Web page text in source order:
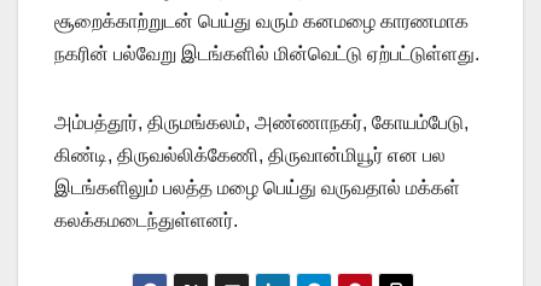
சூறைக்காற்றுடன் பெய்து வரும் கனமழை காரணமாக
நகரின் பல்வேறு இடங்களில் மின்வெட்டு ஏற்பட்டுள்ளது.
அம்பத்தூர், திருமங்கலம், அண்ணாநகர், கோயம்பேடு,
கிண்டி, திருவல்லிக்கேணி, திருவான்மியூர் என பல
இடங்களிலும் பலத்த மழை பெய்து வருவதால் மக்கள்
கலக்கமடைந்துள்ளனர்.